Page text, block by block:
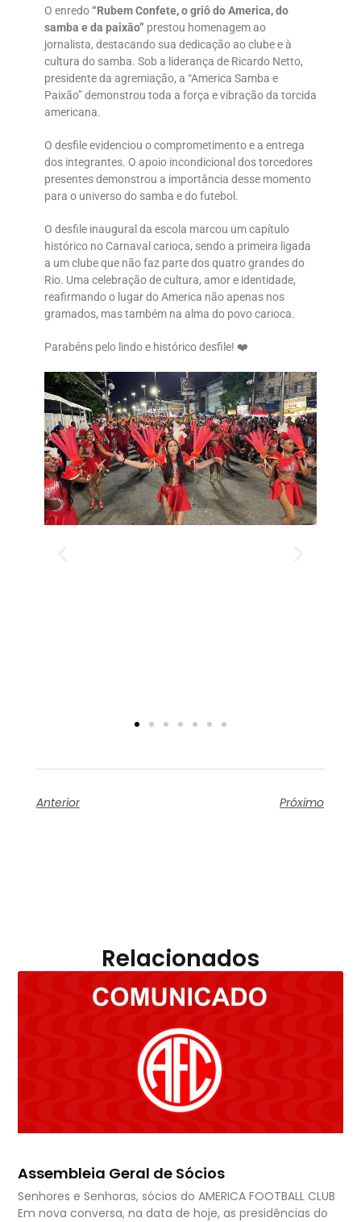
O enredo“Rubem Confete, o griô do America, do
samba e da paixão” prestou homenagem ao
jornalista, destacando sua dedicação ao clube e à
cultura do samba. Sob a liderança de Ricardo Netto,
presidente da agremiação, a “America Samba e
Paixão” demonstrou toda a força e vibração da torcida
americana.
O desfile evidenciou o comprometimento e a entrega
dos integrantes. O apoio incondicional dos torcedores
presentes demonstrou a importância desse momento
para o universo do samba e do futebol.
O desfile inaugural da escola marcou um capítulo
histórico no Carnaval carioca, sendo a primeira ligada
a um clube que não faz parte dos quatro grandes do
Rio. Uma celebração de cultura, amor e identidade,
reafirmando o lugar do America não apenas nos
gramados, mas também na alma do povo carioca.
Parabéns pelo lindo e histórico desfile! ❤️
Anterior Próximo
Relacionados
Assembleia Geral de Sócios
Senhores e Senhoras, sócios do AMERICA FOOTBALL CLUB
Em nova conversa, na data de hoje, as presidências do